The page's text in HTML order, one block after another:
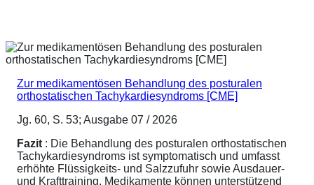
Zur medikamentösen Behandlung des posturalen
orthostatischen Tachykardiesyndroms [CME]
Jg. 60, S. 53; Ausgabe 07 / 2026
Fazit : Die Behandlung des posturalen orthostatischen
Tachykardiesyndroms ist symptomatisch und umfasst
erhöhte Flüssigkeits- und Salzzufuhr sowie Ausdauer-
und Krafttraining. Medikamente können unterstützend